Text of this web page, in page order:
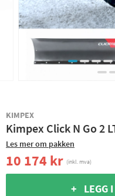
KIMPEX
Kimpex Click N Go 2
Les mer om pakken
10 174 kr (inkl. mva)
+ LEGG I